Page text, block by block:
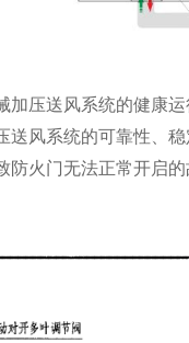
压送风系统的健康
风系统的可靠性、
火门无法正常开启